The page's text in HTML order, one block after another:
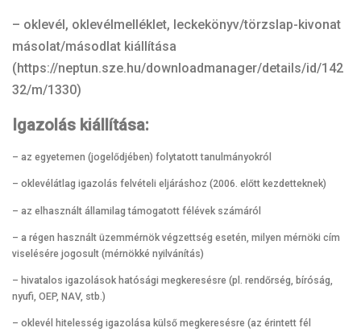
– oklevél, oklevélmelléklet, leckekönyv/törzslap-kivonat
másolat/másodlat kiállítása
(https://neptun.sze.hu/downloadmanager/details/id/142
32/m/1330)
Igazolás kiállítása:
– az egyetemen (jogelődjében) folytatott tanulmányokról
– oklevélátlag igazolás felvételi eljáráshoz (2006. előtt kezdetteknek)
– az elhasznált államilag támogatott félévek számáról
– a régen használt üzemmérnök végzettség esetén, milyen mérnöki cím
viselésére jogosult (mérnökké nyilvánítás)
– hivatalos igazolások hatósági megkeresésre (pl. rendőrség, bíróság,
nyufi, OEP, NAV, stb.)
– oklevél hitelesség igazolása külső megkeresésre (az érintett fél